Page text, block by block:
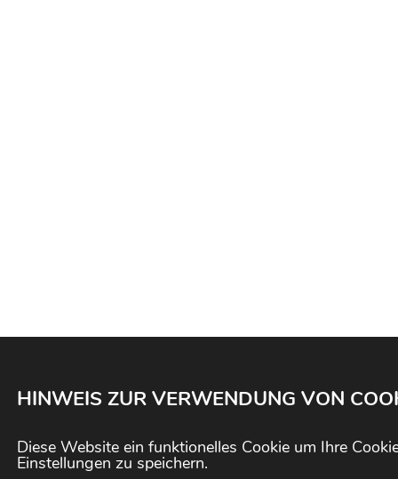
HINWEIS ZUR VERWENDUNG VON
Diese Website ein funktionelles Cookie um Ihre
Einstellungen zu speichern.